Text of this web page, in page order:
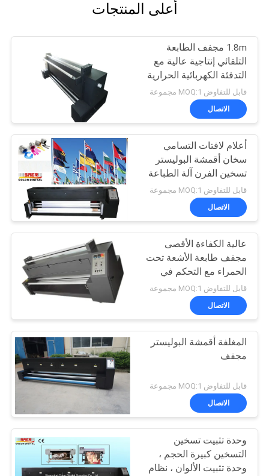
أعلى المنتجات
1.8m مجفف الطابعة
التلقائي إنتاجية عالية مع
التدفئة الكهربائية الحرارية
قابل للتفاوض MOQ:1 مجموعة
الاتصال
أعلام لافتات التسامي
سخان أقمشة البوليستر
تسخين الفرن آلة الطباعة
قابل للتفاوض MOQ:1 مجموعة
الاتصال
عالية الكفاءة الأقصى
مجفف طابعة الأشعة تحت
الحمراء مع التحكم في
التوتر الرقمية
قابل للتفاوض MOQ:1 مجموعة
الاتصال
المغلفة أقمشة البوليستر
مجفف
قابل للتفاوض MOQ:1 مجموعة
الاتصال
وحدة تثبيت تسخين
التسخين كبيرة الحجم ،
وحدة تثبيت الألوان ، نظام